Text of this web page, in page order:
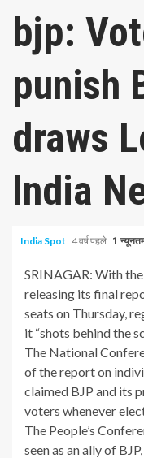
bjp:
punish
draws
India
India Spot 4 वर्ष पहले 1
SRINAGAR: With
releasing its final
seats on Thursday,
it “shots behind the
The National
of the report on
claimed BJP and its
voters whenever
The People’s
seen as an ally of